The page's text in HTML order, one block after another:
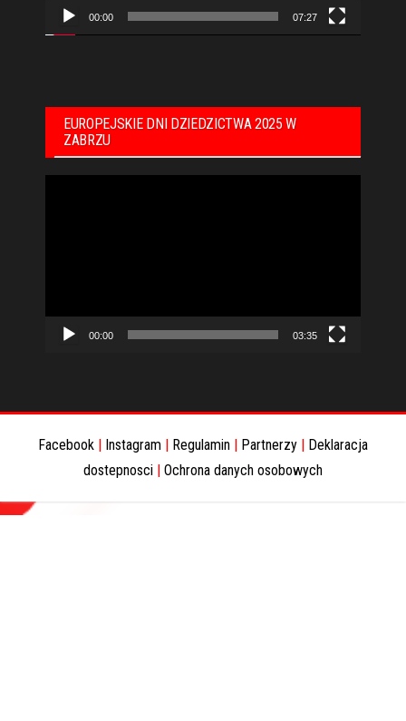
00:00 07:27
EUROPEJSKIE DNI DZIEDZICTWA 2025 W
ZABRZU
00:00 03:35
Facebook Instagram Regulamin Partnerzy
Deklaracja
dostepnosci
Ochrona danych osobowych